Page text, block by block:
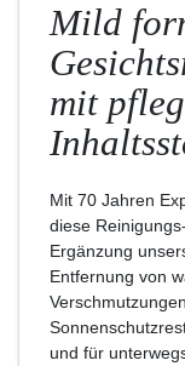
Mild
mit
Mit 70 Jahren
diese
Ergänzung
Entfernung von
und für